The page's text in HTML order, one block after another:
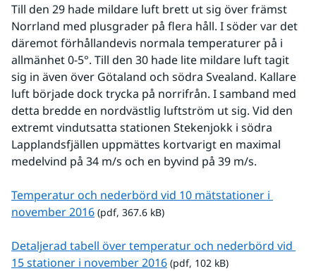
Till den 29 hade mildare luft brett ut sig över främst
Norrland med plusgrader på flera håll. I söder var det
däremot förhållandevis normala temperaturer på i
allmänhet 0-5°. Till den 30 hade lite mildare luft tagit
sig in även över Götaland och södra Svealand. Kallare
luft började dock trycka på norrifrån. I samband med
detta bredde en nordvästlig luftström ut sig. Vid den
extremt vindutsatta stationen Stekenjokk i södra
Lapplandsfjällen uppmättes kortvarigt en maximal
medelvind på 34 m/s och en byvind på 39 m/s.
Temperatur och nederbörd vid 10 mätstationer i
november 2016pdf, 367.6 kB.
(pdf, 367.6 kB)
Detaljerad tabell över temperatur och nederbörd vid
15 stationer i november 2016pdf, 102 kB.
(pdf, 102 kB)